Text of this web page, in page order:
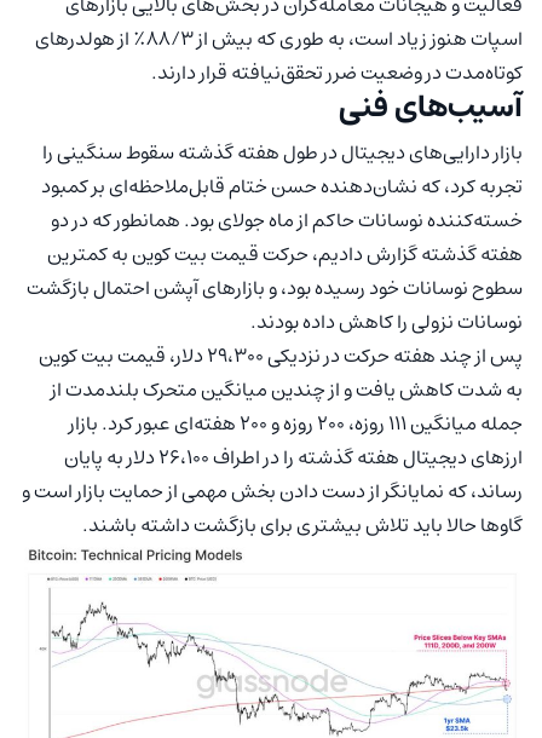
اسپات هنوز زیاد است، به طوری که بیش از ۸۸/۳٪ از هولدرهای
کوتاه‌مدت در وضعیت ضرر تحقق‌نیافته قرار دارند.
آسیب‌های فنی
بازار دارایی‌های دیجیتال در طول هفته گذشته سقوط سنگینی را
تجربه کرد، که نشان‌دهنده حسن ختام قابل‌ملاحظه‌ای بر کمبود
خسته‌کننده‌ نوسانات حاکم از ماه جولای بود. همانطور که در دو
هفته گذشته گزارش دادیم، حرکت قیمت بیت کوین به کمترین
سطوح نوسانات خود رسیده بود، و بازارهای آپشن احتمال بازگشت
نوسانات نزولی را کاهش داده بودند.
پس از چند هفته حرکت در نزدیکی ۲۹،۳۰۰ دلار، قیمت‌ بیت کوین
به شدت کاهش یافت و از چندین میانگین متحرک بلندمدت از
جمله میانگین ۱۱۱ روزه، ۲۰۰ روزه و ۲۰۰ هفته‌ای عبور کرد. بازار
ارزهای دیجیتال هفته گذشته را در اطراف ۲۶،۱۰۰ دلار به پایان
رساند، که نمایانگر از دست دادن بخش مهمی از حمایت بازار است و
گاوها حالا باید تلاش بیشتری برای بازگشت داشته باشند.